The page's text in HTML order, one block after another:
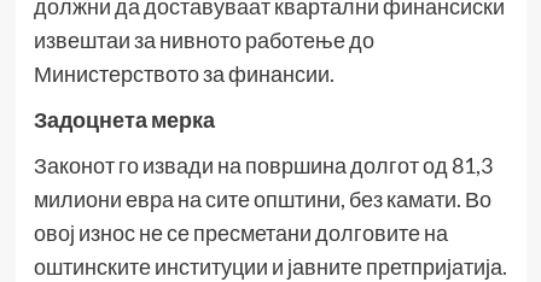
должни да доставуваат квартални финансиски
извештаи за нивното работење до
Министерството за финансии.
Задоцнета мерка
Законот го извади на површина долгот од 81,3
милиони евра на сите општини, без камати. Во
овој износ не се пресметани долговите на
оштинските институции и јавните претпријатија.